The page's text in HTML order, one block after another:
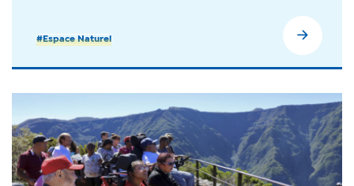
#Espace Naturel